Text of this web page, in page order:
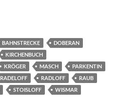
BAHNSTRECKE
DOBERAN
KIRCHENBUCH
KRÖGER MASCH
PARKENTIN
RADELOFF RADLOFF
RAUB
STOISLOFF WISMAR